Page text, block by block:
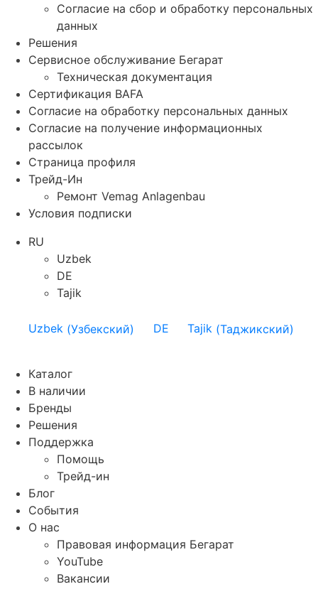
Согласие на сбор и обработку персональных
данных
Решения
Сервисное обслуживание Бегарат
Техническая документация
Сертификация BAFA
Согласие на обработку персональных данных
Согласие на получение информационных
рассылок
Страница профиля
Трейд-Ин
Ремонт Vemag Anlagenbau
Условия подписки
RU
Uzbek
DE
Tajik
Uzbek (Узбекский) DE Tajik (Таджикский)
Каталог
В наличии
Бренды
Решения
Поддержка
Помощь
Трейд-ин
Блог
События
О нас
Правовая информация Бегарат
YouTube
Вакансии